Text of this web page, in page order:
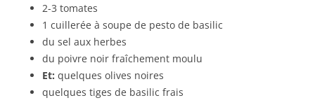
2-3 tomates
1 cuillerée à soupe de pesto de basilic
du sel aux herbes
du poivre noir fraîchement moulu
Et: quelques olives noires
quelques tiges de basilic frais